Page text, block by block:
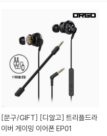
[문구/GIFT]
이버 게이밍 이어폰 EP01